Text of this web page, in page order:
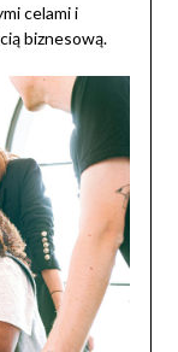
celami i
biznesową.